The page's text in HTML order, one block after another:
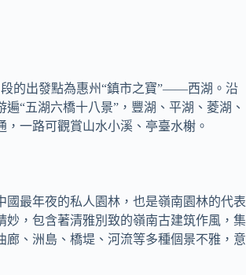
的出發點為惠州“鎮市之寶”——西湖。沿
遍“五湖六橋十八景”，豐湖、平湖、菱湖、
，一路可觀賞山水小溪、亭臺水榭。
國最年夜的私人園林，也是嶺南園林的代表
妙，包含著清雅別致的嶺南古建筑作風，集
廊、洲島、橋堤、河流等多種個景不雅，意